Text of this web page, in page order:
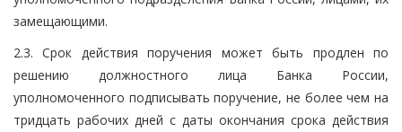
замещающими.
2.3. Срок действия поручения может быть продлен по
решению должностного лица Банка России,
уполномоченного подписывать поручение, не более чем на
тридцать рабочих дней с даты окончания срока действия